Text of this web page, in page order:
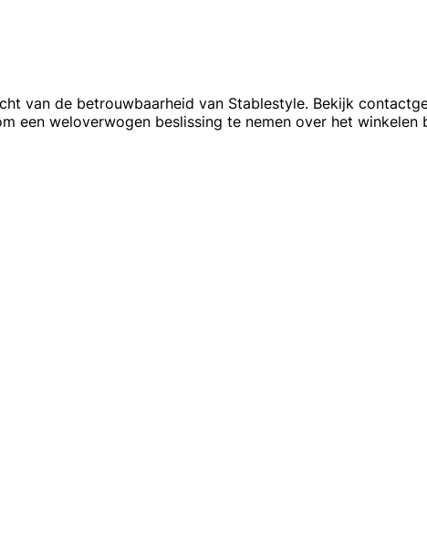
van de betrouwbaarheid van Stablestyle. Bekijk
een weloverwogen beslissing te nemen over het winkelen